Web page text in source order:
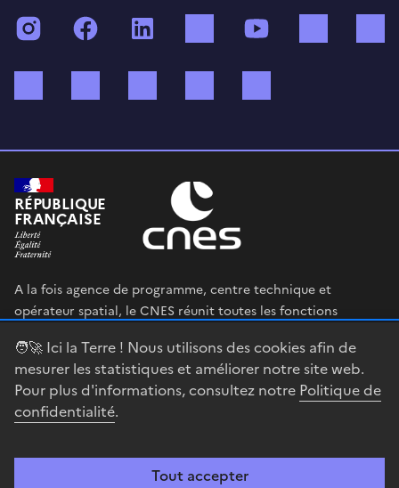
🧑‍🚀 Ici la Terre ! Nous utilisons des cookies afin de
mesurer les statistiques et améliorer notre site web.
Pour plus d'informations, consultez notre Politique de
confidentialité.
Tout accepter
InstagramFacebook TikTok
RÉPUBLIQUE
FRANÇAISE
A la fois agence de programme, centre technique et
opérateur spatial, le CNES réunit toutes les fonctions
en œuvre sa stratégie spatiale.
legifrance.gouv.fr
gouvernement.fr
Accessibilité : partiellement conforme Mentions légales